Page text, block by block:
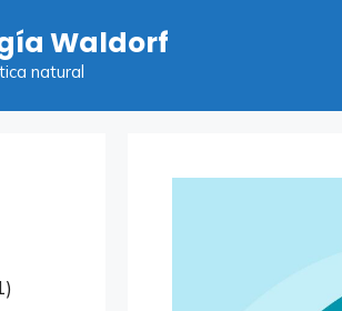
Waldorf
natural